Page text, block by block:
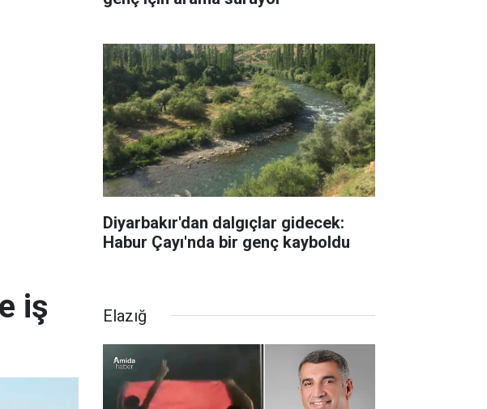
Diyarbakır'dan dalgıçlar gidecek:
Habur Çayı'nda bir genç kayboldu
iş
Elazığ